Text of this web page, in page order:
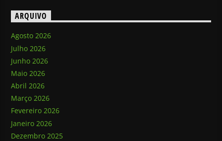
ARQUIVO
Agosto 2026
Julho 2026
Junho 2026
Maio 2026
Abril 2026
Março 2026
Fevereiro 2026
Janeiro 2026
Dezembro 2025